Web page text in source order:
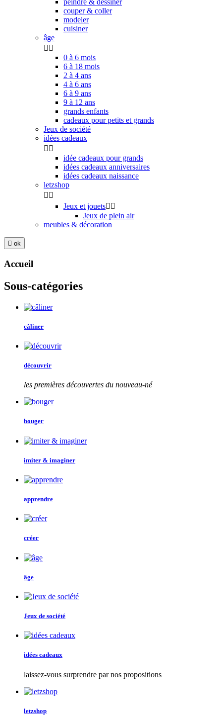
peindre & dessiner
couper & coller
modeler
cuisiner
âge
 
0 à 6 mois
6 à 18 mois
2 à 4 ans
4 à 6 ans
6 à 9 ans
9 à 12 ans
grands enfants
cadeaux pour petits et grands
Jeux de société
idées cadeaux
 
idée cadeaux pour grands
idées cadeaux anniversaires
idées cadeaux naissance
letzshop
 
Jeux et jouets 
Jeux de plein air
meubles & décoration
 ok
Accueil
Sous-catégories
câliner
découvrir
les premières découvertes du nouveau-né
bouger
imiter & imaginer
apprendre
créer
âge
Jeux de société
idées cadeaux
laissez-vous surprendre par nos propositions
letzshop